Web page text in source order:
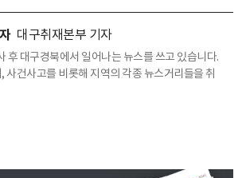
대구취재본부 기자
후 대구경북에서 일어나는 뉴스를 쓰고 있습니다.
사건사고를 비롯해 지역의 각종 뉴스거리들을 취